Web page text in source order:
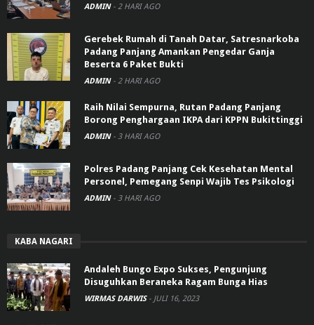
ADMIN - 2 HARI AGO
Gerebek Rumah di Tanah Datar, Satresnarkoba
Padang Panjang Amankan Pengedar Ganja
Beserta 6 Paket Bukti
ADMIN - 2 HARI AGO
Raih Nilai Sempurna, Rutan Padang Panjang
Borong Penghargaan IKPA dari KPPN Bukittinggi
ADMIN - 3 HARI AGO
Polres Padang Panjang Cek Kesehatan Mental
Personel, Pemegang Senpi Wajib Tes Psikologi
ADMIN - 3 HARI AGO
KABA NAGARI
Andaleh Bungo Expo Sukses, Pengunjung
Disuguhkan Beraneka Ragam Bunga Hias
WIRMAS DARWIS - JULI 16, 2023